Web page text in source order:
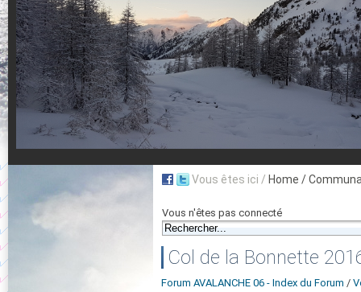
Suivez en direct l'actualité des stations
Vous êtes ici / Home /
Vous n'êtes pas connecté
Col de la Bonnette
Forum AVALANCHE 06 - Index du Forum /